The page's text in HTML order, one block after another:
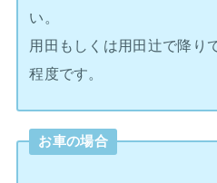
い。
用田もしくは用田辻で降り
程度です。
お車の場合